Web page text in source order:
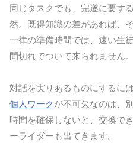
同じタスクでも、完遂に要す
然。既得知識の差があれば、
一律の準備時間では、速い生
間切れでついて来られません。
対話を実りあるものにするには
個人ワークが不可欠なのは、
時間を確保しないと、交換で
ーライダーも出てきます。